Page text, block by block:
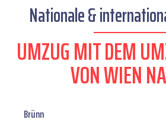
Nationale &
UMZUG MIT DEM
VON WIEN
Brünn